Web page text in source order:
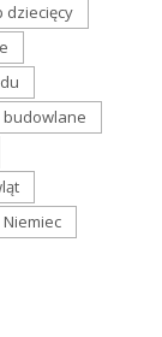
dziecięcy
budowlane